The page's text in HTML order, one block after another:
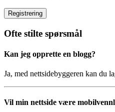
Registrering
Ofte stilte spørsmål
Kan jeg opprette en blogg?
Ja, med nettsidebyggeren kan du
Vil min nettside være